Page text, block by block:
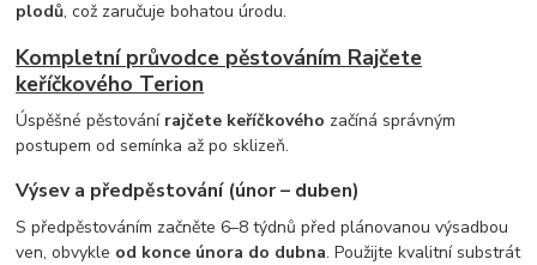
plodů, což zaručuje bohatou úrodu.
Kompletní průvodce pěstováním Rajčete
keříčkového Terion
Úspěšné pěstování rajčete keříčkového začíná správným
postupem od semínka až po sklizeň.
Výsev a předpěstování (únor – duben)
S předpěstováním začněte 6–8 týdnů před plánovanou výsadbou
ven, obvykle od konce února do dubna. Použijte kvalitní substrát